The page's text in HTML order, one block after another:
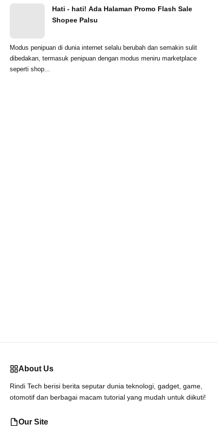
Hati - hati! Ada Halaman Promo Flash Sale
Shopee Palsu
Modus penipuan di dunia internet selalu berubah dan semakin sulit
dibedakan, termasuk penipuan dengan modus meniru marketplace
seperti shop...
About Us
Rindi Tech berisi berita seputar dunia teknologi, gadget, game,
otomotif dan berbagai macam tutorial yang mudah untuk diikuti!
Our Site